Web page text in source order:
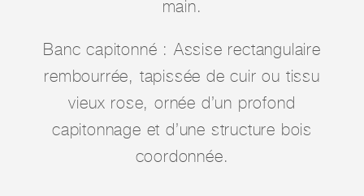
main.
Banc capitonné : Assise rectangulaire
rembourrée, tapissée de cuir ou tissu
vieux rose, ornée d’un profond
capitonnage et d’une structure bois
coordonnée.